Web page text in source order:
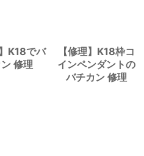
K18でバ
修理
【修理】K18枠コ
インペンダントの
バチカン 修理